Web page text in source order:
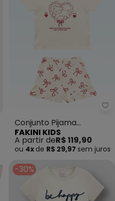
Nick - Conjunto Feminino
Conjunto Pijama
Blusa/Shorts (Bege)
FAKINI KIDS
A partir deR$ 119,90
ou 4x de R$ 29,97 sem juros
-30%